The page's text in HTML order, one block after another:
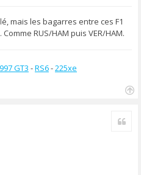
mais les bagarres entre ces F1
RUS/HAM puis VER/HAM.
GT3 -RS6-225xe